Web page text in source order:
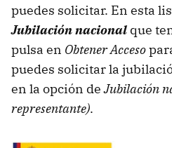
puedes solicitar. En esta
Jubilación nacional que
pulsa en Obtener Acceso
puedes solicitar la
en la opción deJubilación
representante).